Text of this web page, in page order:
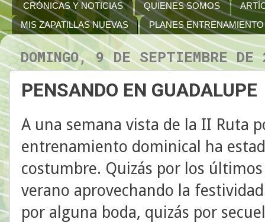
CRÓNICAS Y NOTICIAS QUIENES SOMOS
MIS ZAPATILLAS NUEVAS
PLANES ENTRENAMIENTO
DOMINGO, 9 DE SEPTIEMBRE DE
PENSANDO EN GUADALUPE
A una semana vista de la II Ruta
entrenamiento dominical ha
costumbre. Quizás por los
verano aprovechando la
por alguna boda, quizás por